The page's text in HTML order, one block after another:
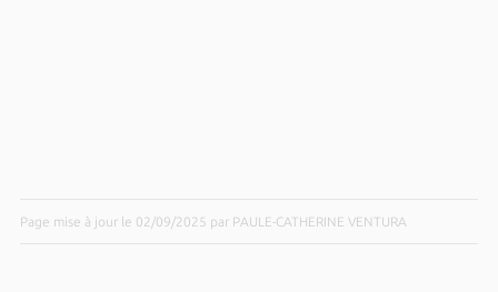
Page mise à jour le 02/09/2025 par PAULE-CATHERINE VENTURA